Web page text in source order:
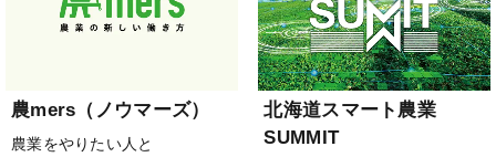
農mers（ノウマーズ）
農業をやりたい人と
北海道スマート農業
SUMMIT